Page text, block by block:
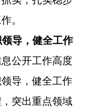
。
领导，健全工作
公开工作高度
导，健全工作
突出重点领域